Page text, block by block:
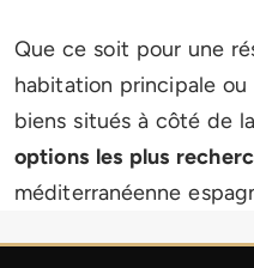
Que ce soit pour une
habitation principale
biens situés à côté de
options les plus
méditerranéenne